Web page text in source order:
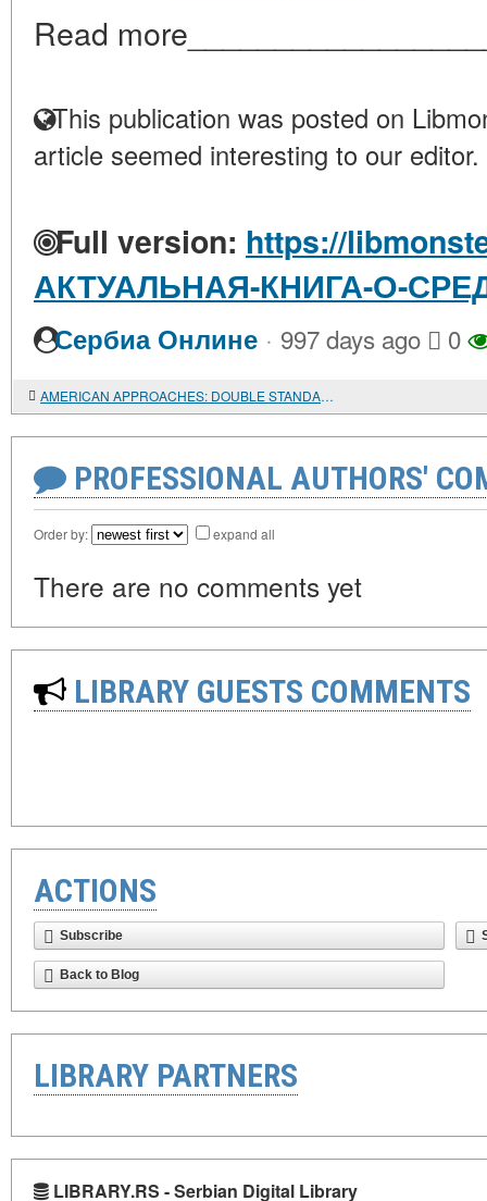
Read
This publication was posted on
article seemed interesting to our editor.
Full version: https://
АКТУАЛЬНАЯ-КНИГА-О-
Сербиа Онлине · 997 days ago 0
AMERICAN APPROACHES: DOUBLE STANDARDS AROUND THE WORLD
PROFESSIONAL AUTHORS'
Order by: expand all
There are no comments yet
LIBRARY GUESTS COMMENTS
ACTIONS
Subscribe
Back to Blog
LIBRARY PARTNERS
LIBRARY.RS - Serbian Digital Library